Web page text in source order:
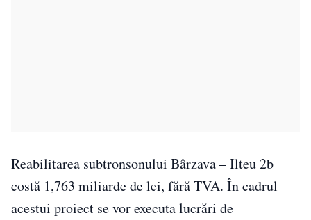
Reabilitarea subtronsonului Bârzava – Ilteu 2b
costă 1,763 miliarde de lei, fără TVA. În cadrul
acestui proiect se vor executa lucrări de